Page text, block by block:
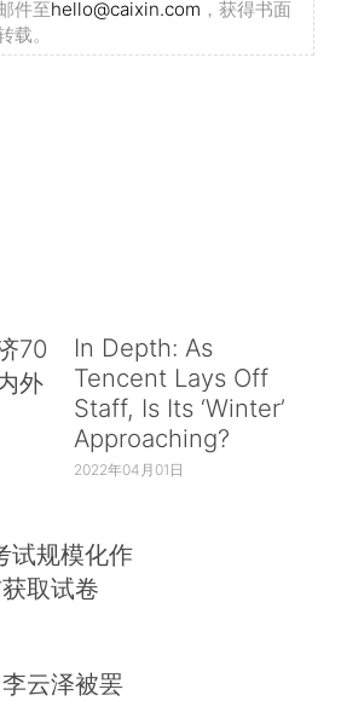
件至hello@caixin.com ，获得书面
载。
70
外
In Depth: As
Tencent Lays Off
Staff, Is Its ‘Winter’
Approaching?
2022年04月01日
试规模化作
取试卷
云泽被罢